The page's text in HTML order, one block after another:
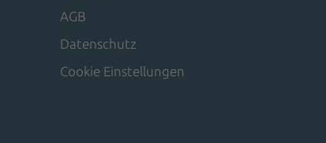
AGB
Datenschutz
Cookie Einstellungen